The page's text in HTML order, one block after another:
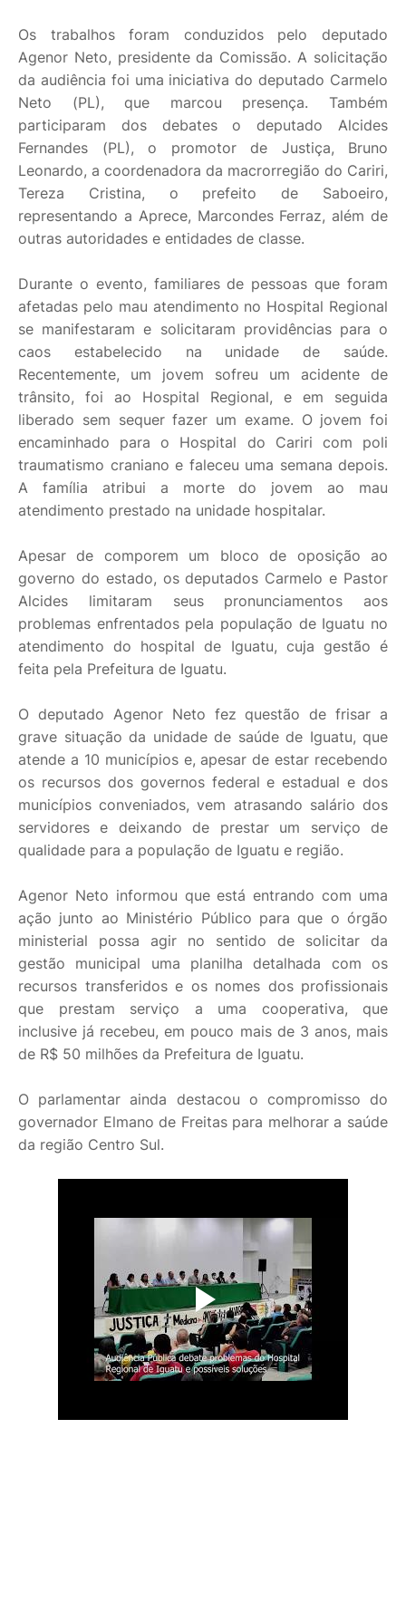
Os trabalhos foram conduzidos pelo deputado
Agenor Neto, presidente da Comissão. A solicitação
da audiência foi uma iniciativa do deputado Carmelo
Neto (PL), que marcou presença. Também
participaram dos debates o deputado Alcides
Fernandes (PL), o promotor de Justiça, Bruno
Leonardo, a coordenadora da macrorregião do Cariri,
Tereza Cristina, o prefeito de Saboeiro,
representando a Aprece, Marcondes Ferraz, além de
outras autoridades e entidades de classe.
Durante o evento, familiares de pessoas que foram
afetadas pelo mau atendimento no Hospital Regional
se manifestaram e solicitaram providências para o
caos estabelecido na unidade de saúde.
Recentemente, um jovem sofreu um acidente de
trânsito, foi ao Hospital Regional, e em seguida
liberado sem sequer fazer um exame. O jovem foi
encaminhado para o Hospital do Cariri com poli
traumatismo craniano e faleceu uma semana depois.
A família atribui a morte do jovem ao mau
atendimento prestado na unidade hospitalar.
Apesar de comporem um bloco de oposição ao
governo do estado, os deputados Carmelo e Pastor
Alcides limitaram seus pronunciamentos aos
problemas enfrentados pela população de Iguatu no
atendimento do hospital de Iguatu, cuja gestão é
feita pela Prefeitura de Iguatu.
O deputado Agenor Neto fez questão de frisar a
grave situação da unidade de saúde de Iguatu, que
atende a 10 municípios e, apesar de estar recebendo
os recursos dos governos federal e estadual e dos
municípios conveniados, vem atrasando salário dos
servidores e deixando de prestar um serviço de
qualidade para a população de Iguatu e região.
Agenor Neto informou que está entrando com uma
ação junto ao Ministério Público para que o órgão
ministerial possa agir no sentido de solicitar da
gestão municipal uma planilha detalhada com os
recursos transferidos e os nomes dos profissionais
que prestam serviço a uma cooperativa, que
inclusive já recebeu, em pouco mais de 3 anos, mais
de R$ 50 milhões da Prefeitura de Iguatu.
O parlamentar ainda destacou o compromisso do
governador Elmano de Freitas para melhorar a saúde
da região Centro Sul.